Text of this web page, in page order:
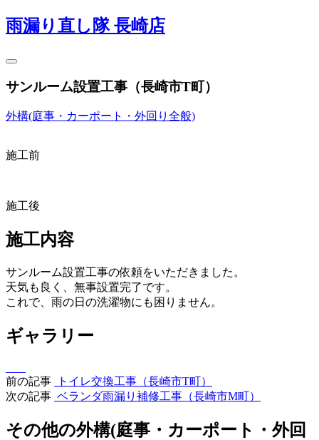
雨漏り直し隊 長崎店
サンルーム設置工事（長崎市T町）
外構(庭事・カーポート・外回り全般)
施工前
施工後
施工内容
サンルーム設置工事の依頼をいただきました。
天気も良く、無事設置完了です。
これで、雨の日の洗濯物にも困りません。
ギャラリー
前の記事
トイレ交換工事（長崎市T町）
次の記事 ベランダ雨漏り補修工事（長崎市M町）
その他の外構(庭事・カーポート・外回